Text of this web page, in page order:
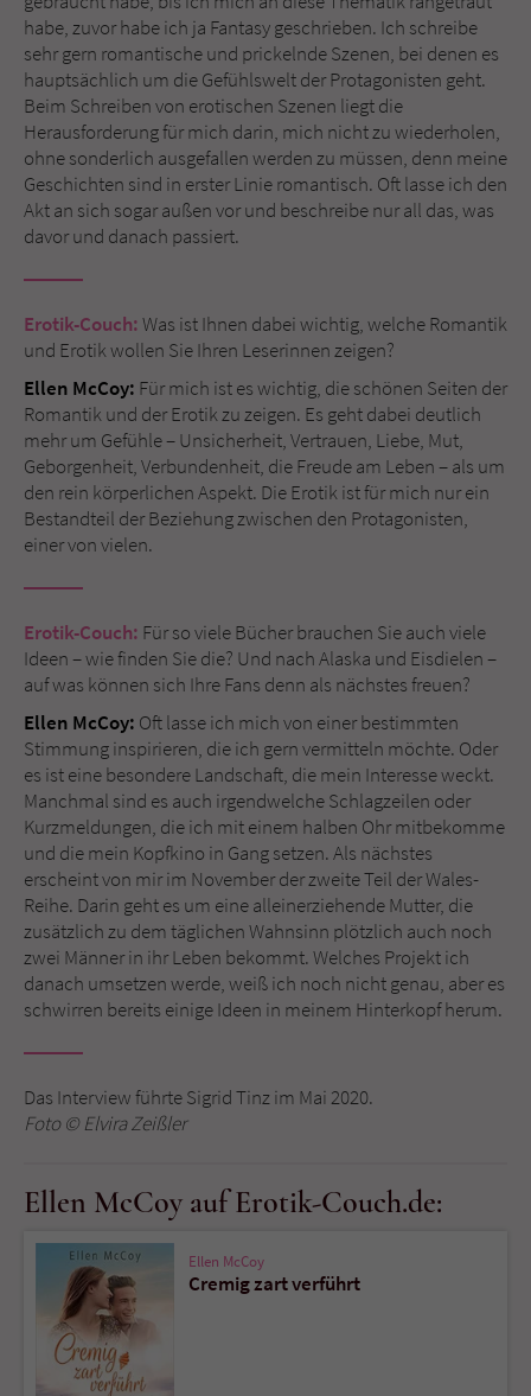
habe, zuvor habe ich ja Fantasy geschrieben. Ich schreibe
sehr gern romantische und prickelnde Szenen, bei denen es
hauptsächlich um die Gefühlswelt der Protagonisten geht.
Beim Schreiben von erotischen Szenen liegt die
Herausforderung für mich darin, mich nicht zu wiederholen,
ohne sonderlich ausgefallen werden zu müssen, denn meine
Geschichten sind in erster Linie romantisch. Oft lasse ich den
Akt an sich sogar außen vor und beschreibe nur all das, was
davor und danach passiert.
Erotik-Couch:Was ist Ihnen dabei wichtig, welche Romantik
und Erotik wollen Sie Ihren Leserinnen zeigen?
Ellen McCoy: Für mich ist es wichtig, die schönen Seiten der
Romantik und der Erotik zu zeigen. Es geht dabei deutlich
mehr um Gefühle – Unsicherheit, Vertrauen, Liebe, Mut,
Geborgenheit, Verbundenheit, die Freude am Leben – als um
den rein körperlichen Aspekt. Die Erotik ist für mich nur ein
Bestandteil der Beziehung zwischen den Protagonisten,
einer von vielen.
Erotik-Couch: Für so viele Bücher brauchen Sie auch viele
Ideen – wie finden Sie die? Und nach Alaska und Eisdielen –
auf was können sich Ihre Fans denn als nächstes freuen?
Ellen McCoy: Oft lasse ich mich von einer bestimmten
Stimmung inspirieren, die ich gern vermitteln möchte. Oder
es ist eine besondere Landschaft, die mein Interesse weckt.
Manchmal sind es auch irgendwelche Schlagzeilen oder
Kurzmeldungen, die ich mit einem halben Ohr mitbekomme
und die mein Kopfkino in Gang setzen. Als nächstes
erscheint von mir im November der zweite Teil der Wales-
Reihe. Darin geht es um eine alleinerziehende Mutter, die
zusätzlich zu dem täglichen Wahnsinn plötzlich auch noch
zwei Männer in ihr Leben bekommt. Welches Projekt ich
danach umsetzen werde, weiß ich noch nicht genau, aber es
schwirren bereits einige Ideen in meinem Hinterkopf herum.
Das Interview führte Sigrid Tinz im Mai 2020.
Foto © Elvira Zeißler
Ellen McCoy auf Erotik-Couch.de:
Ellen McCoy
Cremig zart verführt